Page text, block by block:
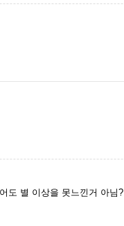
도 별 이상을 못느낀거 아님?